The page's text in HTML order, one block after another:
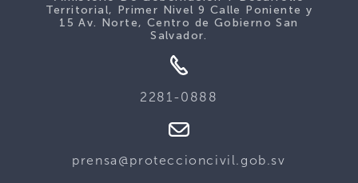
Territorial, Primer Nivel 9 Calle Poniente y
15 Av. Norte, Centro de Gobierno San
Salvador.
2281-0888
prensa@proteccioncivil.gob.sv